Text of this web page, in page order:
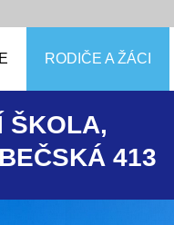
RODIČE A ŽÁCI
ŠKOLA,
413